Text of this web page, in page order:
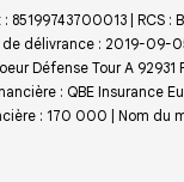
| RCS :
délivrance : 2019-09-
Défense Tour A 92931
: QBE Insurance
: 170 000 | Nom du